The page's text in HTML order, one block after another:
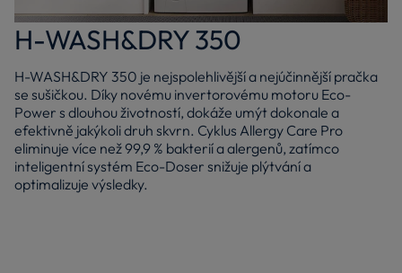
H-WASH&DRY 350
H-WASH&DRY 350 je nejspolehlivější a nejúčinnější pračka
se sušičkou. Díky novému invertorovému motoru Eco-
Power s dlouhou životností, dokáže umýt dokonale a
efektivně jakýkoli druh skvrn. Cyklus Allergy Care Pro
eliminuje více než 99,9 % bakterií a alergenů, zatímco
inteligentní systém Eco-Doser snižuje plýtvání a
optimalizuje výsledky.